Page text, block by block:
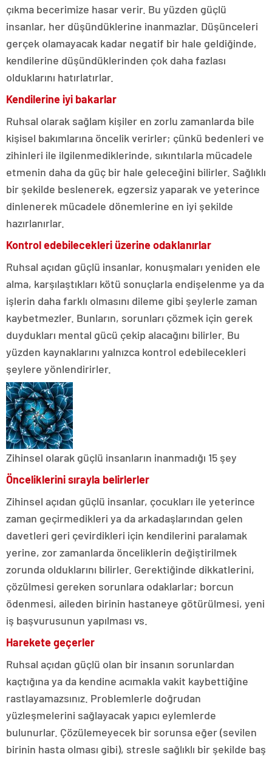
çıkma becerimize hasar verir. Bu yüzden güçlü
insanlar, her düşündüklerine inanmazlar. Düşünceleri
gerçek olamayacak kadar negatif bir hale geldiğinde,
kendilerine düşündüklerinden çok daha fazlası
olduklarını hatırlatırlar.
Kendilerine iyi bakarlar
Ruhsal olarak sağlam kişiler en zorlu zamanlarda bile
kişisel bakımlarına öncelik verirler; çünkü bedenleri ve
zihinleri ile ilgilenmediklerinde, sıkıntılarla mücadele
etmenin daha da güç bir hale geleceğini bilirler. Sağlıklı
bir şekilde beslenerek, egzersiz yaparak ve yeterince
dinlenerek mücadele dönemlerine en iyi şekilde
hazırlanırlar.
Kontrol edebilecekleri üzerine odaklanırlar
Ruhsal açıdan güçlü insanlar, konuşmaları yeniden ele
alma, karşılaştıkları kötü sonuçlarla endişelenme ya da
işlerin daha farklı olmasını dileme gibi şeylerle zaman
kaybetmezler. Bunların, sorunları çözmek için gerek
duydukları mental gücü çekip alacağını bilirler. Bu
yüzden kaynaklarını yalnızca kontrol edebilecekleri
şeylere yönlendirirler.
Zihinsel olarak güçlü insanların inanmadığı 15 şey
Önceliklerini sırayla belirlerler
Zihinsel açıdan güçlü insanlar, çocukları ile yeterince
zaman geçirmedikleri ya da arkadaşlarından gelen
davetleri geri çevirdikleri için kendilerini paralamak
yerine, zor zamanlarda önceliklerin değiştirilmek
zorunda olduklarını bilirler. Gerektiğinde dikkatlerini,
çözülmesi gereken sorunlara odaklarlar; borcun
ödenmesi, aileden birinin hastaneye götürülmesi, yeni
iş başvurusunun yapılması vs.
Harekete geçerler
Ruhsal açıdan güçlü olan bir insanın sorunlardan
kaçtığına ya da kendine acımakla vakit kaybettiğine
rastlayamazsınız. Problemlerle doğrudan
yüzleşmelerini sağlayacak yapıcı eylemlerde
bulunurlar. Çözülemeyecek bir sorunsa eğer (sevilen
birinin hasta olması gibi), stresle sağlıklı bir şekilde baş